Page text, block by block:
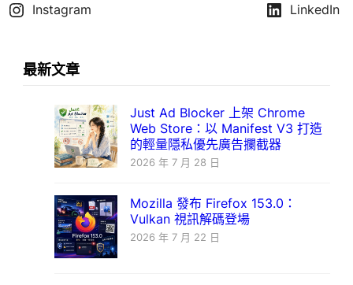
Instagram
LinkedIn
最新文章
Just Ad Blocker 上架 Chrome
Web Store：以 Manifest V3 打造
的輕量隱私優先廣告攔截器
2026 年 7 月 28 日
Mozilla 發布 Firefox 153.0：
Vulkan 視訊解碼登場
2026 年 7 月 22 日